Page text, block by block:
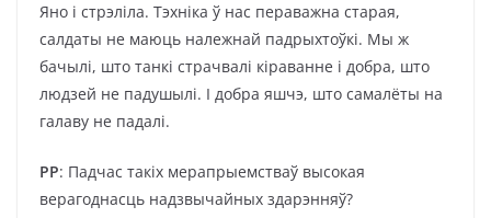
Яно і стрэліла. Тэхніка ў нас пераважна старая,
салдаты не маюць належнай падрыхтоўкі. Мы ж
бачылі, што танкі страчвалі кіраванне і добра, што
людзей не падушылі. І добра яшчэ, што самалёты на
галаву не падалі.
РР: Падчас такіх мерапрыемстваў высокая
верагоднасць надзвычайных здарэнняў?